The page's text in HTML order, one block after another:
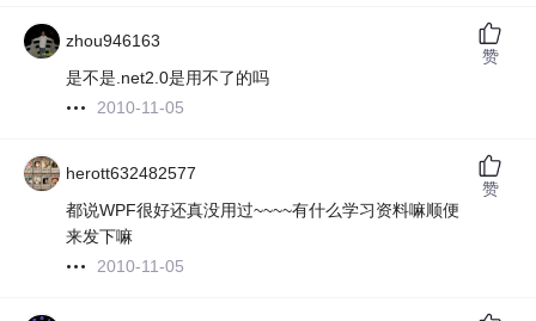
zhou946163
是不是.net2.0是用不了的吗
2010-11-05
赞
herott632482577
都说WPF很好还真没用过~~~~有什么学习资料嘛顺便
来发下嘛
2010-11-05
赞